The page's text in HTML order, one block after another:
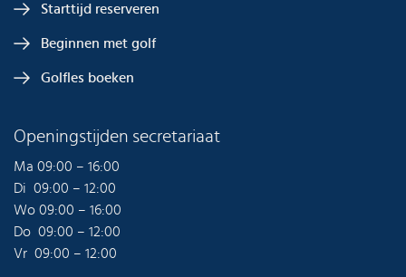
Starttijd reserveren
Beginnen met golf
Golfles boeken
Openingstijden secretariaat
Ma 09:00 – 16:00
Di 09:00 – 12:00
Wo 09:00 – 16:00
Do 09:00 – 12:00
Vr 09:00 – 12:00